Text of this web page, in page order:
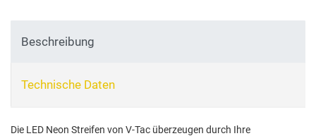
Beschreibung
Technische Daten
Die LED Neon Streifen von V-Tac überzeugen durch Ihre